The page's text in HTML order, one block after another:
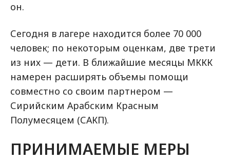
он.
Сегодня в лагере находится более 70 000
человек; по некоторым оценкам, две трети
из них — дети. В ближайшие месяцы МККК
намерен расширять объемы помощи
совместно со своим партнером —
Сирийским Арабским Красным
Полумесяцем (САКП).
ПРИНИМАЕМЫЕ МЕРЫ